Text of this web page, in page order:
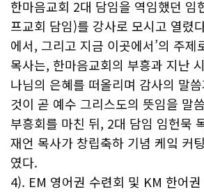
한마음교회 2대 담임을 역임했던 임
프교회 담임)를 강사로 모시고 열렸
에서, 그리고 지금 이곳에서’의 주제
목사는, 한마음교회의 부흥과 지난
나님의 은혜를 떠올리며 감사의 말
것이 곧 예수 그리스도의 뜻임을 말
부흥회를 마친 뒤, 2대 담임 임헌묵
재언 목사가 창립축하 기념 케잌 커
였다.
4). EM 영어권 수련회 및 KM 한어